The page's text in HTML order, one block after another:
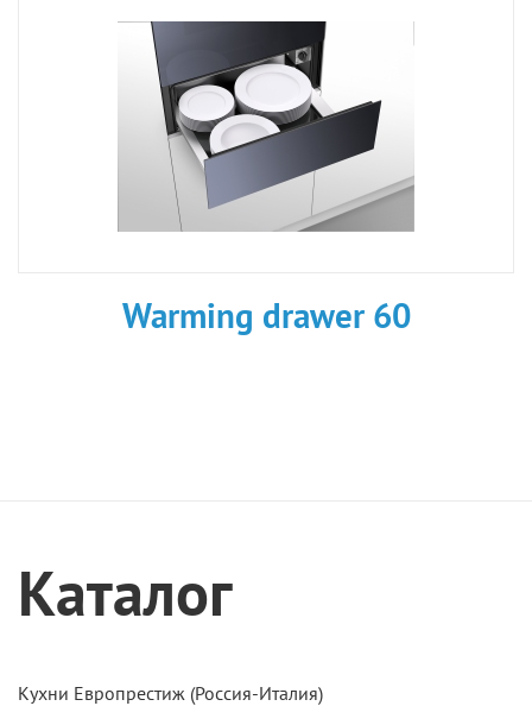
Warming drawer 60
Каталог
Кухни Европрестиж (Россия-Италия)